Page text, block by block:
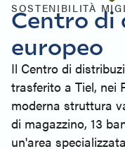
SOSTENIBILITÀ
Centro di
europeo
Il Centro di
trasferito a Tiel, nei
moderna struttura
di magazzino, 13
un'area